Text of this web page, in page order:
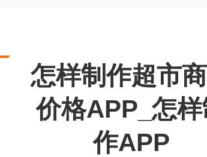
怎样制作超市
价格APP_怎样
作APP